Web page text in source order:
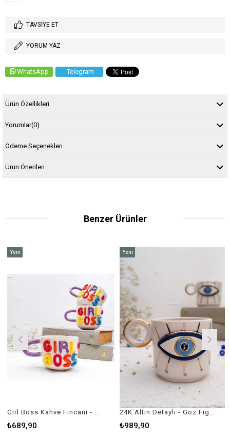
TAVSIYE ET
YORUM YAZ
WhatsApp Telegram
Ürün Özellikleri
Yorumlar(0)
Ödeme Seçenekleri
Ürün Önerileri
Benzer Ürünler
₺689,90
Yeni
24K Altın Detaylı - Göz Figürlü Fincan - Nazar Serisi - Evil Eye Mug - El Yapımı Seramik
₺989,90
Yeni
Ürün